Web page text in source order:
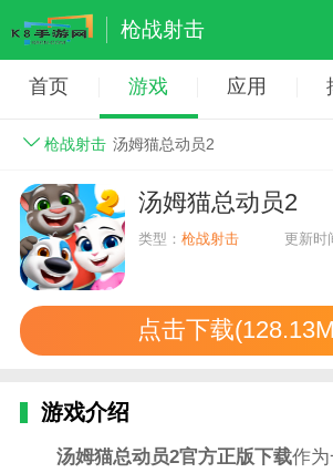
枪战射击
首页 游戏 应用
枪战射击 汤姆猫总动员2
汤姆猫总动员2
类型：枪战射击 更新时
点击下载
游戏介绍
汤姆猫总动员2官方正版下载作